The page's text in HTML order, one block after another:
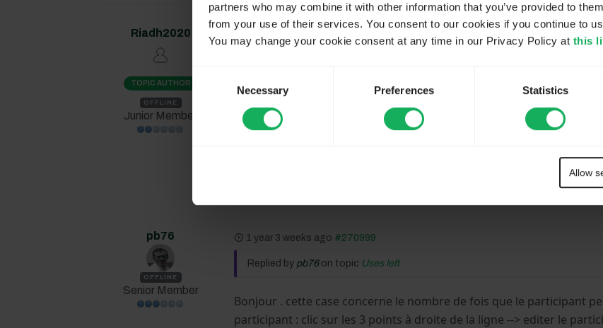
partners who may combine it with other information that you’ve provided to
from your use of their services. You consent to our cookies if you continue to
You may change your cookie consent at any time in our Privacy Policy at this
Consent
Selection
Necessary Preferences Statistics
Allow
Riadh2020
TOPIC AUTHOR
OFFLINE
Junior Member
1 year 2 months ago #270505
Merci Denis
pb76
OFFLINE
Senior Member
1 year 3 weeks ago #270999
Replied by pb76on topic Uses left
Bonjour . cette case concerne le nombre de fois que le participant
participant : clic sur les 3 points à droite de la ligne --> editer le